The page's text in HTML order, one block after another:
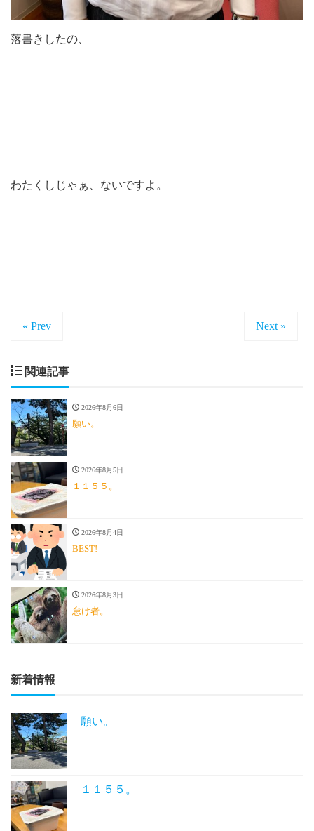
落書きしたの、
わたくしじゃぁ、ないですよ。
« Prev Next »
関連記事
2026年8月6日
願い。
2026年8月5日
１１５５。
2026年8月4日
BEST!
2026年8月3日
怠け者。
新着情報
願い。
１１５５。